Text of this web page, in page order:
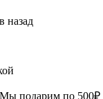
назад
Мы подарим по 500₽